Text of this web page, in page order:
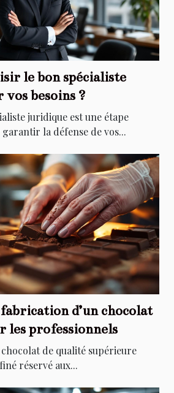
le bon spécialiste
besoins ?
juridique est une étape
la défense de vos...
d’un chocolat
les professionnels
de qualité supérieure
réservé aux...